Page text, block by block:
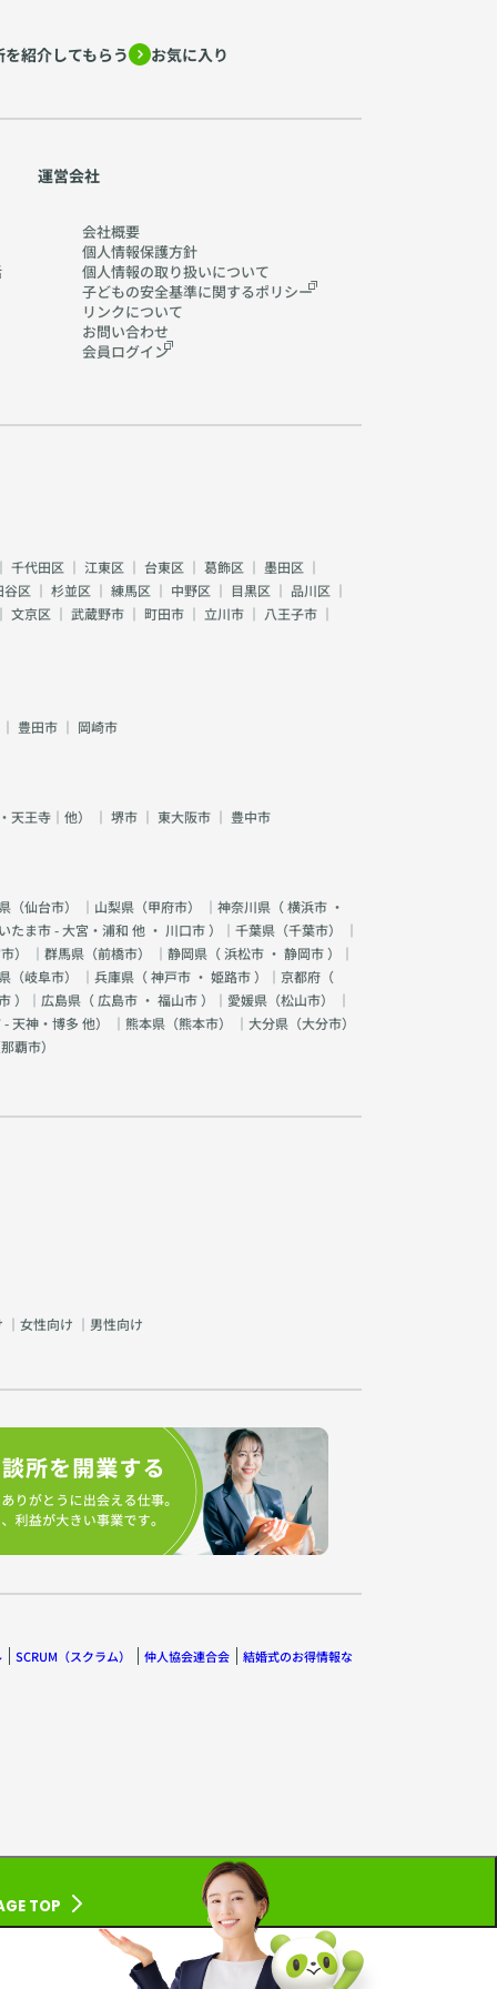
紹介してもらう お気に入り
運営会社
会社概要
個人情報保護方針
個人情報の取り扱いについて
子どもの安全基準に関するポリシー
リンクについて
お問い合わせ
会員ログイン
千代田区 ｜ 江東区 ｜ 台東区 ｜ 葛飾区 ｜ 墨田区 ｜
谷区 ｜ 杉並区 ｜ 練馬区 ｜ 中野区 ｜ 目黒区 ｜ 品川区 ｜
文京区 ｜ 武蔵野市 ｜ 町田市 ｜ 立川市 ｜ 八王子市 ｜
豊田市 ｜ 岡崎市
王寺｜他） ｜ 堺市 ｜ 東大阪市 ｜ 豊中市
（仙台市） ｜山梨県（甲府市） ｜神奈川県（横浜市 ・
たま市 - 大宮・浦和 他 ・ 川口市）｜千葉県（千葉市） ｜
） ｜群馬県（前橋市） ｜静岡県（浜松市 ・ 静岡市）｜
（岐阜市） ｜兵庫県（神戸市 ・ 姫路市）｜京都府（
）｜広島県（ 広島市 ・ 福山市）｜愛媛県（松山市） ｜
- 天神・博多 他） ｜熊本県（熊本市） ｜大分県（大分市）
那覇市）
｜ 女性向け ｜ 男性向け
SCRUM（スクラム） 仲人協会連合会 結婚式のお得情報な
TOP